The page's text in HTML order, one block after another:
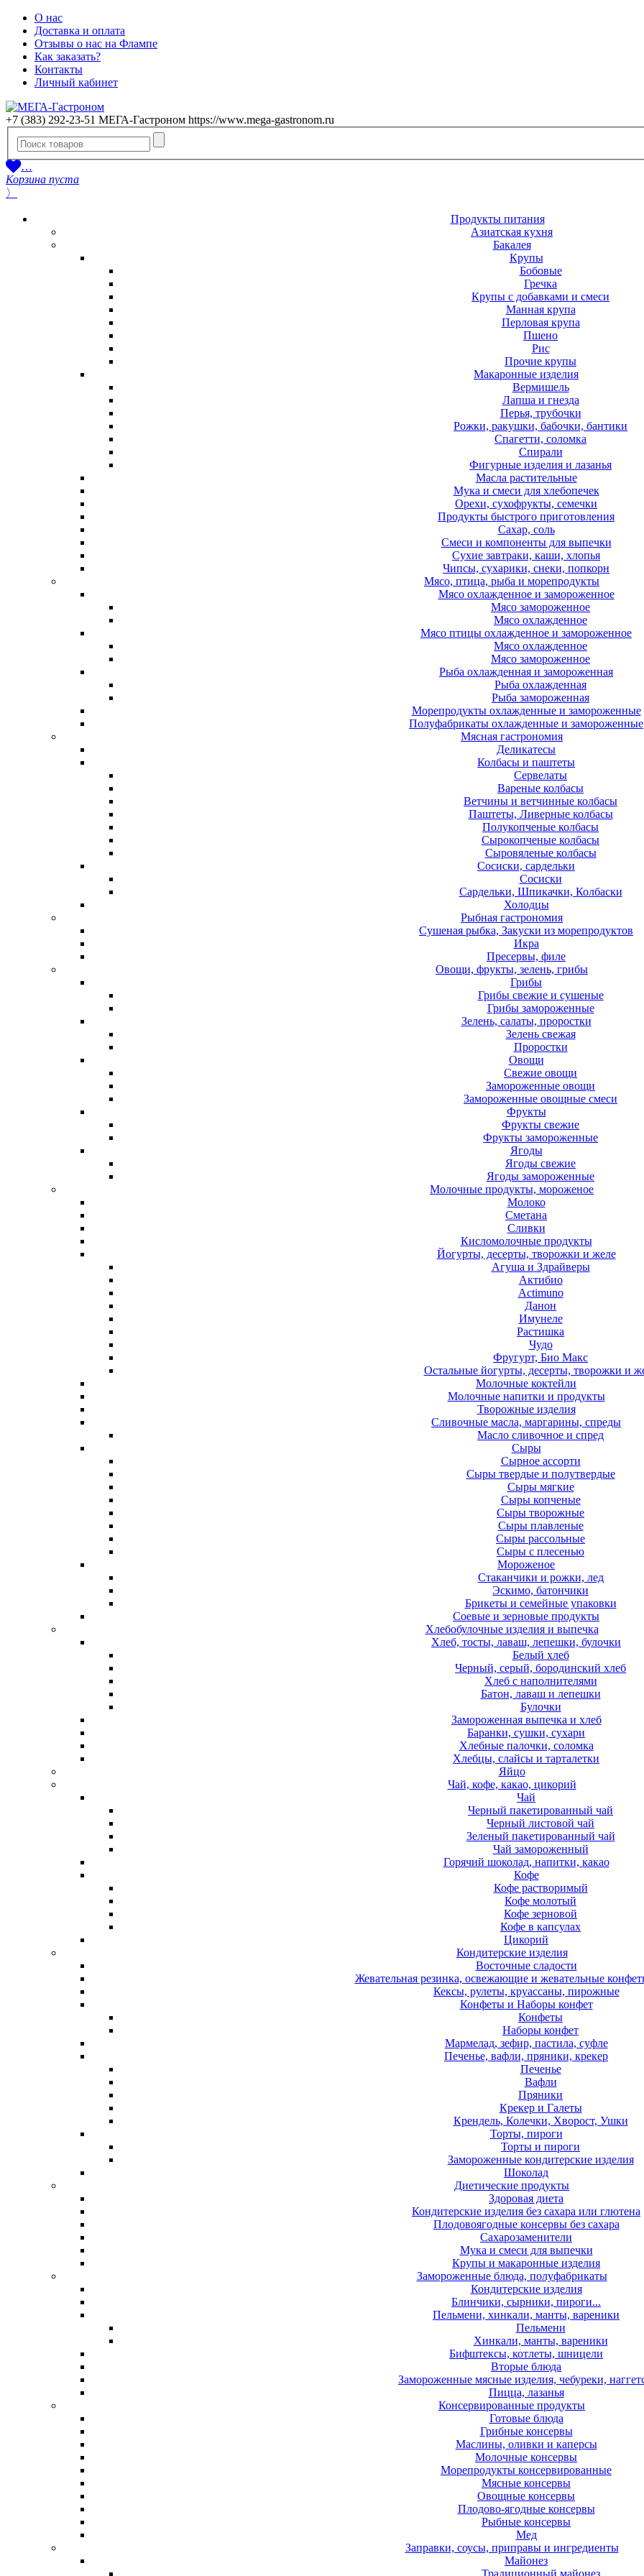
О нас
Доставка и оплата
Отзывы о нас на Флампе
Как заказать?
Контакты
Личный кабинет
+7 (383) 292-23-51 МЕГА-Гастроном https://www.mega-gastronom.ru
…
Корзина пуста
〉
Продукты питания
Азиатская кухня
Бакалея
Крупы
Бобовые
Гречка
Крупы с добавками и смеси
Манная крупа
Перловая крупа
Пшено
Рис
Прочие крупы
Макаронные изделия
Вермишель
Лапша и гнезда
Перья, трубочки
Рожки, ракушки, бабочки, бантики
Спагетти, соломка
Спирали
Фигурные изделия и лазанья
Масла растительные
Мука и смеси для хлебопечек
Орехи, сухофрукты, семечки
Продукты быстрого приготовления
Сахар, соль
Смеси и компоненты для выпечки
Сухие завтраки, каши, хлопья
Чипсы, сухарики, снеки, попкорн
Мясо, птица, рыба и морепродукты
Мясо охлажденное и замороженное
Мясо замороженное
Мясо охлажденное
Мясо птицы охлажденное и замороженное
Мясо охлажденное
Мясо замороженное
Рыба охлажденная и замороженная
Рыба охлажденная
Рыба замороженная
Морепродукты охлажденные и замороженные
Полуфабрикаты охлажденные и замороженные
Мясная гастрономия
Деликатесы
Колбасы и паштеты
Сервелаты
Вареные колбасы
Ветчины и ветчинные колбасы
Паштеты, Ливерные колбасы
Полукопченые колбасы
Сырокопченые колбасы
Сыровяленые колбасы
Сосиски, сардельки
Сосиски
Сардельки, Шпикачки, Колбаски
Холодцы
Рыбная гастрономия
Сушеная рыбка, Закуски из морепродуктов
Икра
Пресервы, филе
Овощи, фрукты, зелень, грибы
Грибы
Грибы свежие и сушеные
Грибы замороженные
Зелень, салаты, проростки
Зелень свежая
Проростки
Овощи
Свежие овощи
Замороженные овощи
Замороженные овощные смеси
Фрукты
Фрукты свежие
Фрукты замороженные
Ягоды
Ягоды свежие
Ягоды замороженные
Молочные продукты, мороженое
Молоко
Сметана
Сливки
Кисломолочные продукты
Йогурты, десерты, творожки и желе
Агуша и Здрайверы
Актибио
Actimuno
Данон
Имунеле
Растишка
Чудо
Фругурт, Био Макс
Остальные йогурты, десерты, творожки и
Молочные коктейли
Молочные напитки и продукты
Творожные изделия
Сливочные масла, маргарины, спреды
Масло сливочное и спред
Сыры
Сырное ассорти
Сыры твердые и полутвердые
Сыры мягкие
Сыры копченые
Сыры творожные
Сыры плавленые
Сыры рассольные
Сыры с плесенью
Мороженое
Стаканчики и рожки, лед
Эскимо, батончики
Брикеты и семейные упаковки
Соевые и зерновые продукты
Хлебобулочные изделия и выпечка
Хлеб, тосты, лаваш, лепешки, булочки
Белый хлеб
Черный, серый, бородинский хлеб
Хлеб с наполнителями
Батон, лаваш и лепешки
Булочки
Замороженная выпечка и хлеб
Баранки, сушки, сухари
Хлебные палочки, соломка
Хлебцы, слайсы и тарталетки
Яйцо
Чай, кофе, какао, цикорий
Чай
Черный пакетированный чай
Черный листовой чай
Зеленый пакетированный чай
Чай замороженный
Горячий шоколад, напитки, какао
Кофе
Кофе растворимый
Кофе молотый
Кофе зерновой
Кофе в капсулах
Цикорий
Кондитерские изделия
Восточные сладости
Жевательная резинка, освежающие и жевательные
Кексы, рулеты, круассаны, пирожные
Конфеты и Наборы конфет
Конфеты
Наборы конфет
Мармелад, зефир, пастила, суфле
Печенье, вафли, пряники, крекер
Печенье
Вафли
Пряники
Крекер и Галеты
Крендель, Колечки, Хворост, Ушки
Торты, пироги
Торты и пироги
Замороженные кондитерские изделия
Шоколад
Диетические продукты
Здоровая диета
Кондитерские изделия без сахара или глютена
Плодовоягодные консервы без сахара
Сахарозаменители
Мука и смеси для выпечки
Крупы и макаронные изделия
Замороженные блюда, полуфабрикаты
Кондитерские изделия
Блинчики, сырники, пироги...
Пельмени, хинкали, манты, вареники
Пельмени
Хинкали, манты, вареники
Бифштексы, котлеты, шницели
Вторые блюда
Замороженные мясные изделия, чебуреки,
Пицца, лазанья
Консервированные продукты
Готовые блюда
Грибные консервы
Маслины, оливки и каперсы
Молочные консервы
Морепродукты консервированные
Мясные консервы
Овощные консервы
Плодово-ягодные консервы
Рыбные консервы
Мед
Заправки, соусы, приправы и ингредиенты
Майонез
Традиционный майонез